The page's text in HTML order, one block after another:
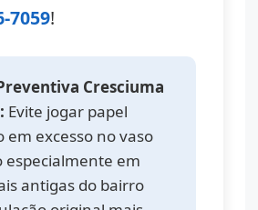
7059!
Cresciuma
Evite jogar papel
em excesso no vaso
especialmente em
antigas do bairro